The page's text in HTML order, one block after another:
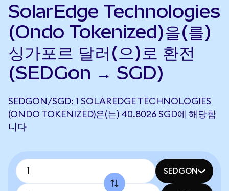
SolarEdge Technologies
(Ondo Tokenized)을(를)
싱가포르 달러(으)로 환전
(SEDGon → SGD)
SEDGON/SGD: 1 SOLAREDGE TECHNOLOGIES
(ONDO TOKENIZED)은(는) 40.8026 SGD에 해당합
니다
SEDGON